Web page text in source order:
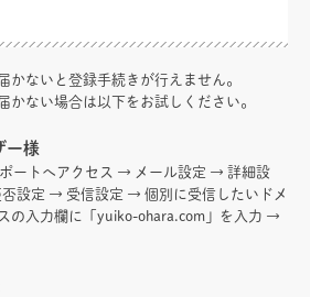
かないと登録手続きが行えません。
かない場合は以下をお試しください。
ー様
ポートへアクセス → メール設定 → 詳細設
設定 → 受信設定 → 個別に受信したいドメ
の入力欄に「yuiko-ohara.com」を入力 →